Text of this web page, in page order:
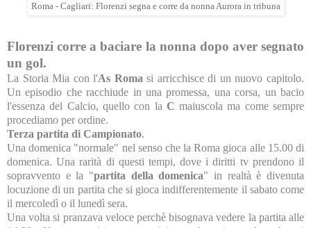
Roma - Cagliari: Florenzi segna e corre da nonna Aurora in tribuna
Florenzi corre a baciare la nonna dopo aver segnato
un gol.
La Storia Mia con l'As Romasi arricchisce di un nuovo capitolo.
Un episodio che racchiude in una promessa, una corsa, un bacio
l'essenza del Calcio, quello con la C maiuscola ma come sempre
procediamo per ordine.
Terza partita di Campionato.
Una domenica "normale" nel senso che la Roma gioca alle 15.00 di
domenica. Una rarità di questi tempi, dove i diritti tv prendono il
sopravvento e la "partita della domenica" in realtà è divenuta
locuzione di un partita che si gioca indifferentemente il sabato come
il mercoledì o il lunedì sera.
Una volta si pranzava veloce perchè bisognava vedere la partita alle